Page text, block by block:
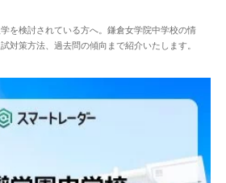
2026.08.04
を検討されている方へ。鎌倉女学院中学校の情
対策方法、過去問の傾向まで紹介いたします。